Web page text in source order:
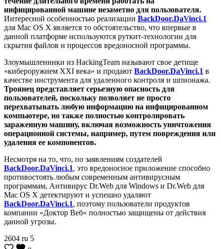
инфицированной машине незаметно для пользователя.
Интересной особенностью реализации BackDoor.DaVinci.1
для Mac OS X является то обстоятельство, что впервые в
данной платформе используются руткит-технологии для
скрытия файлов и процессов вредоносной программы.
Злоумышленники из HackingTeam называют свое детище
«кибероружием XXI века» и продают BackDoor.DaVinci.1 в
качестве инструмента для удаленного контроля и шпионажа.
Троянец представляет серьезную опасность для
пользователей, поскольку позволяет не просто
перехватывать любую информацию на инфицированном
компьютере, но также полностью контролировать
зараженную машину, включая возможность уничтожения
операционной системы, например, путем повреждения или
удаления ее компонентов.
Несмотря на то, что, по заявлениям создателей
BackDoor.DaVinci.1, это вредоносное приложение способно
противостоять любым современным антивирусным
программам, Антивирус Dr.Web для Windows и Dr.Web для
Mac OS X детектируют и успешно удаляют
BackDoor.DaVinci.1, поэтому пользователи продуктов
компании «Доктор Веб» полностью защищены от действия
данной угрозы.
2604 ru 5